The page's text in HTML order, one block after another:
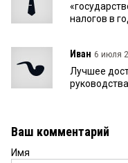
налогов в
Иван 6 июля
Лучшее
Ваш комментарий
Имя